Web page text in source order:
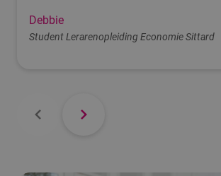
Debbie
Student Lerarenopleiding Economie Sittard